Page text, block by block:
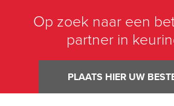
Op zoek naar een
partner in
PLAATS HIER UW